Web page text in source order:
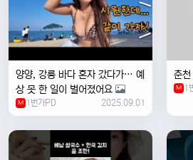
양양, 강릉 바다 혼자 갔다가… 예
상 못 한 일이 벌어졌어요
M 1번가PD 2025.09.01
춘
M 1